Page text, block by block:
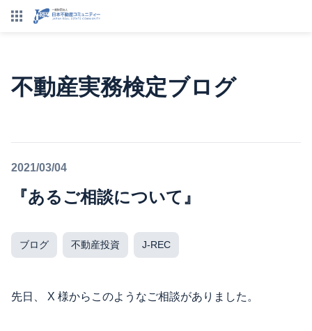
不動産実務検定ブログ
2021/03/04
『あるご相談について』
ブログ 不動産投資 J-REC
先日、 X 様からこのようなご相談がありました。